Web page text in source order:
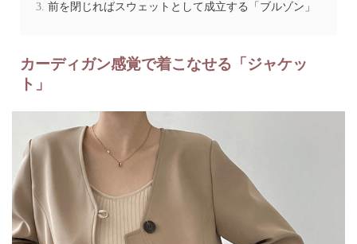
前を閉じればスウェットとして成立する「ブルゾン」
カーディガン感覚で着こなせる「ジャケッ
ト」